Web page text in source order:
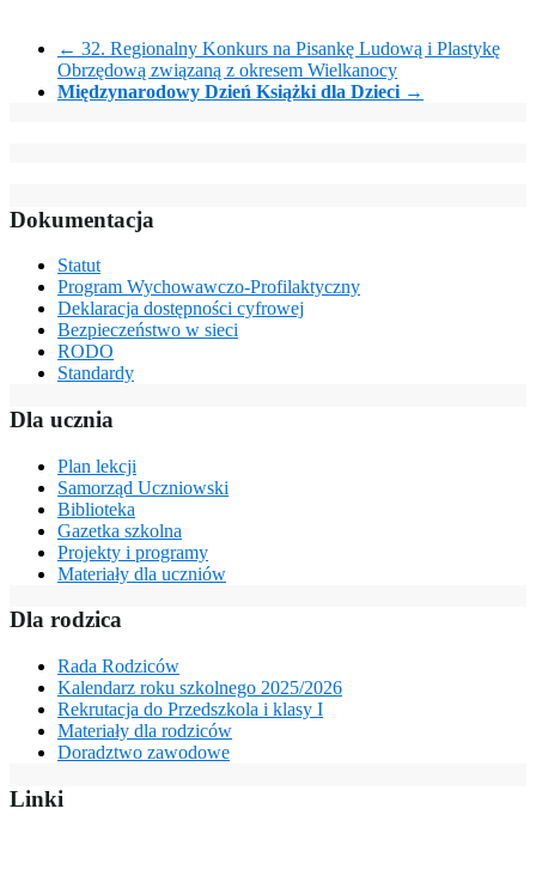
← 32. Regionalny Konkurs na Pisankę Ludową i Plastykę
Obrzędową związaną z okresem Wielkanocy
Międzynarodowy Dzień Książki dla Dzieci →
Dokumentacja
Statut
Program Wychowawczo-Profilaktyczny
Deklaracja dostępności cyfrowej
Bezpieczeństwo w sieci
RODO
Standardy
Dla ucznia
Plan lekcji
Samorząd Uczniowski
Biblioteka
Gazetka szkolna
Projekty i programy
Materiały dla uczniów
Dla rodzica
Rada Rodziców
Kalendarz roku szkolnego 2025/2026
Rekrutacja do Przedszkola i klasy I
Materiały dla rodziców
Doradztwo zawodowe
Linki